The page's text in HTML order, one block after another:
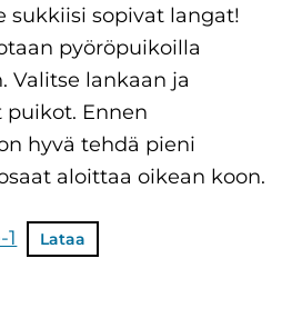
sukkiisi sopivat langat!
pyöröpuikoilla
Valitse lankaan ja
puikot. Ennen
hyvä tehdä pieni
aloittaa oikean koon.
Lataa